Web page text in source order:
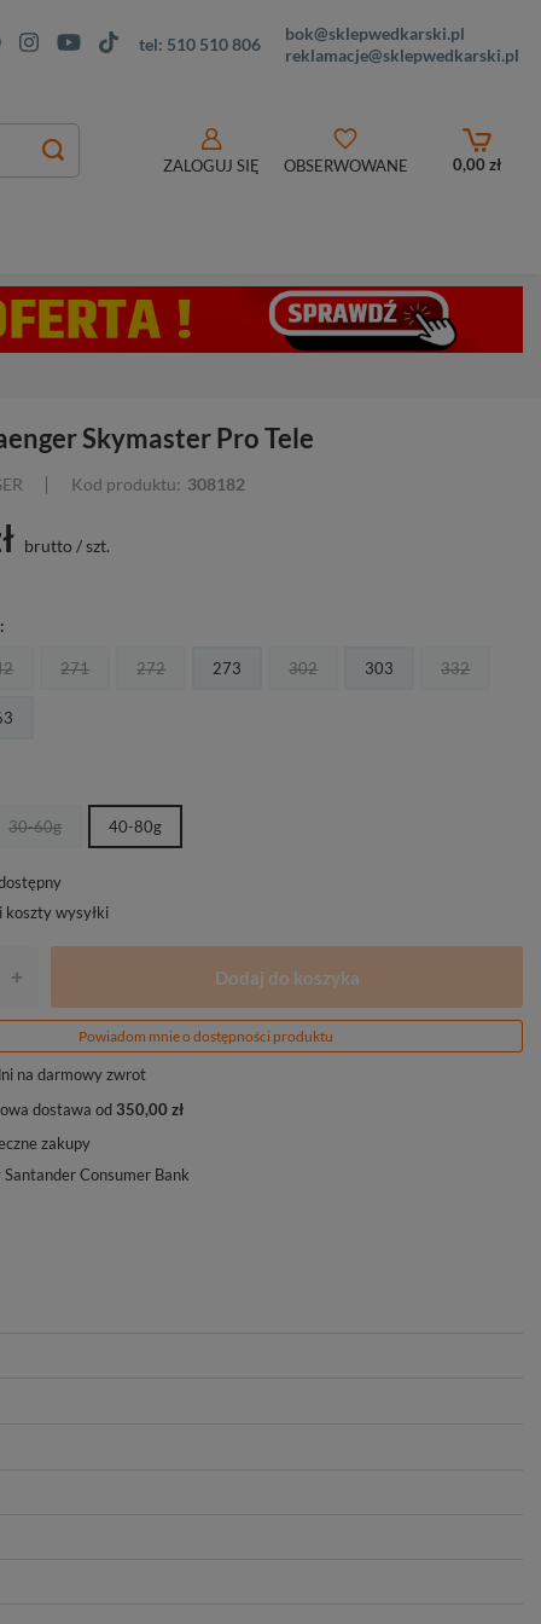
tel: 510 510 806
bok@sklepwedkarski.pl
reklamacje@sklepwedkarski.pl
ZALOGUJ SIĘ OBSERWOWANE 0,00 zł
Skymaster Pro Tele
Kod produktu: 308182
brutto /szt.
271 272 273 302 303 332
30-60g 40-80g
koszty wysyłki
+ Dodaj do koszyka
Powiadom mnie o dostępności produktu
na darmowy zwrot
dostawa od 350,00 zł
zakupy
Santander Consumer Bank